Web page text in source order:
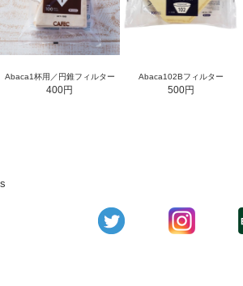
Abaca1杯用／円錐フィルター
400円
Abaca102Bフィルター
500円
s